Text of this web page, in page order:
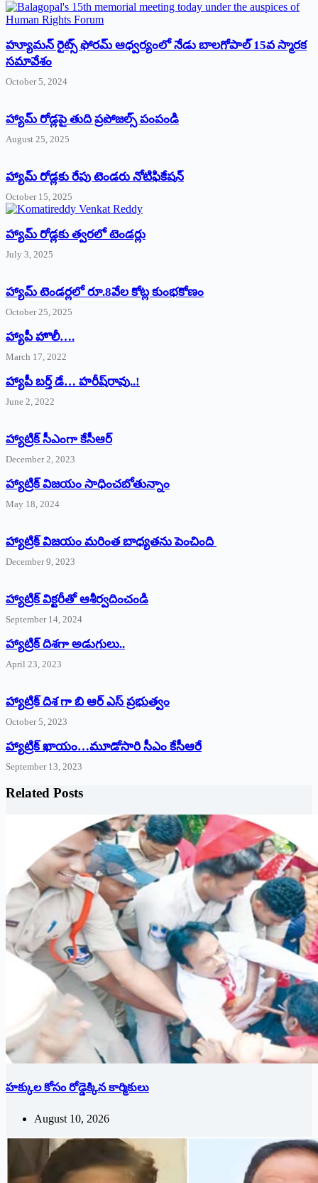
హ్యూమన్‌ రైట్స్‌ ఫోరమ్‌ ఆధ్వర్యంలో నేడు బాలగోపాల్‌ 15వ స్మారక
సమావేశం
October 5, 2024
హ్యామ్‌ రోడ్లపై తుది ప్రపోజల్స్‌ పంపండి
August 25, 2025
హ్యామ్‌ రోడ్లకు రేపు టెండరు నోటిఫికేషన్‌
October 15, 2025
హ్యామ్‌ రోడ్లకు త్వరలో టెండర్లు
July 3, 2025
హ్యామ్‌ ‌టెండర్లలో రూ.8వేల కోట్ల కుంభకోణం
October 25, 2025
హ్యాపీ హొలీ….
March 17, 2022
హ్యాపీ బర్త్ ‌డే… హరీష్‌రావు..!
June 2, 2022
హ్యాట్రిక్‌ ‌సీఎంగా కేసీఆర్‌
December 2, 2023
హ్యాట్రిక్‌ విజయం సాధించబోతున్నాం
May 18, 2024
హ్యాట్రిక్ విజయం మరింత బాధ్యతను పెంచింది
December 9, 2023
హ్యాట్రిక్‌ ‌విక్టరీతో ఆశీర్వదించండి
September 14, 2024
‌హ్యాట్రిక్‌ ‌దిశగా అడుగులు..
April 23, 2023
హ్యాట్రిక్ దిశ గా బి ఆర్ ఎస్ ప్రభుత్వం
October 5, 2023
హ్యాట్రిక్‌ ‌ఖాయం…మూడోసారి సీఎం కేసీఆరే
September 13, 2023
Related Posts
హక్కుల కోసం రోడ్డెక్కిన కార్మికులు
August 10, 2026